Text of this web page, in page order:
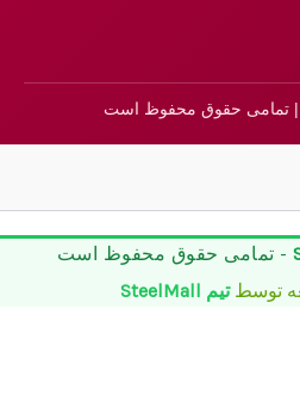
- تمامی حقوق محفوظ است
توسطتیم SteelMall